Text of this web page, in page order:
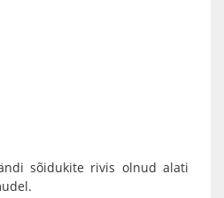
sõidukite rivis olnud alati